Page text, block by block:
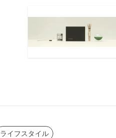
ライフスタイル